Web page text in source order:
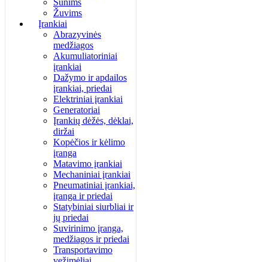
Šunims
Žuvims
Įrankiai
Abrazyvinės
medžiagos
Akumuliatoriniai
įrankiai
Dažymo ir apdailos
įrankiai, priedai
Elektriniai įrankiai
Generatoriai
Įrankių dėžės, dėklai,
diržai
Kopėčios ir kėlimo
įranga
Matavimo įrankiai
Mechaniniai įrankiai
Pneumatiniai įrankiai,
įranga ir priedai
Statybiniai siurbliai ir
jų priedai
Suvirinimo įranga,
medžiagos ir priedai
Transportavimo